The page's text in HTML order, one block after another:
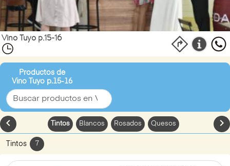
Vino Tuyo p.15-16
Productos de
Vino Tuyo p.15-16
chevron_left Tintos Blancos Rosados Quesos
Tintos 7